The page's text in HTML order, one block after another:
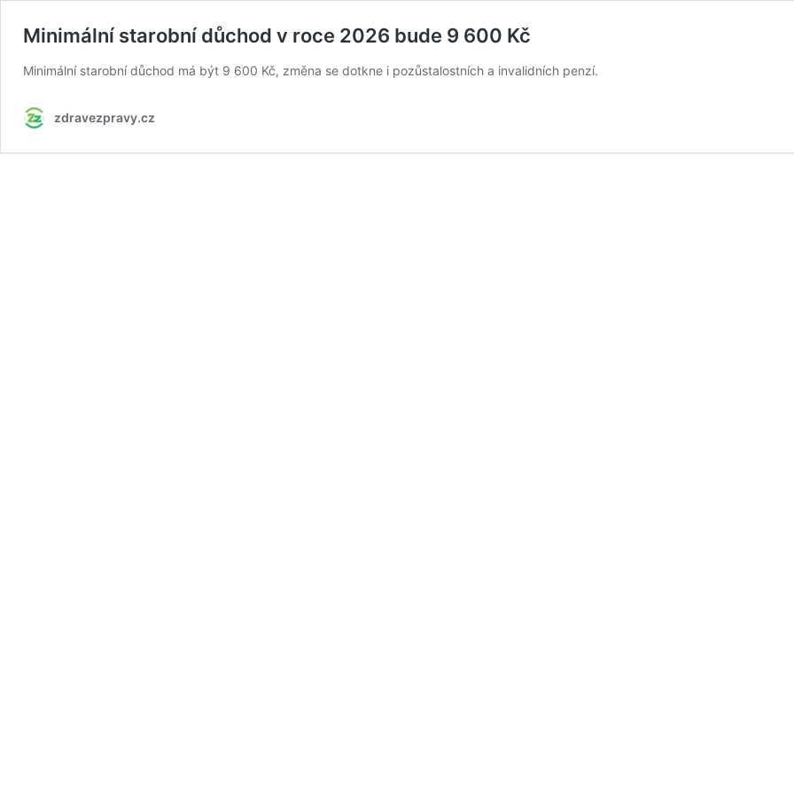
Minimální starobní důchod v roce 2026 bude 9 600 Kč
Minimální starobní důchod má být 9 600 Kč, změna se dotkne i pozůstalostních a invalidních penzí.
zdravezpravy.cz